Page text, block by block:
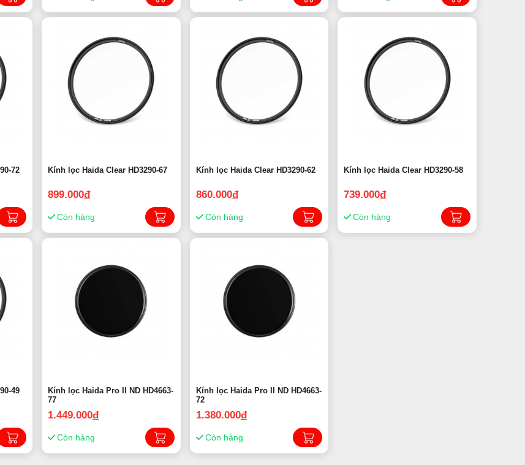
72 Kính lọc Haida Clear HD3290-67
899.000đ
Còn hàng
Kính lọc Haida Clear HD3290-62
860.000đ
Còn hàng
Kính lọc Haida Clear HD3290-58
739.000đ
Còn hàng
49
Kính lọc Haida Pro II ND HD4663-
77
1.449.000đ
Còn hàng
Kính lọc Haida Pro II ND HD4663-
72
1.380.000đ
Còn hàng